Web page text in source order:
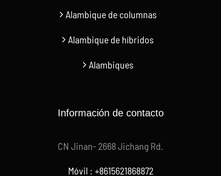
Alambique de columnas
Alambique de híbridos
Alambiques
Información de contacto
CN Jinan- 2668 Jichang Rd.
Móvil : +8615621868872